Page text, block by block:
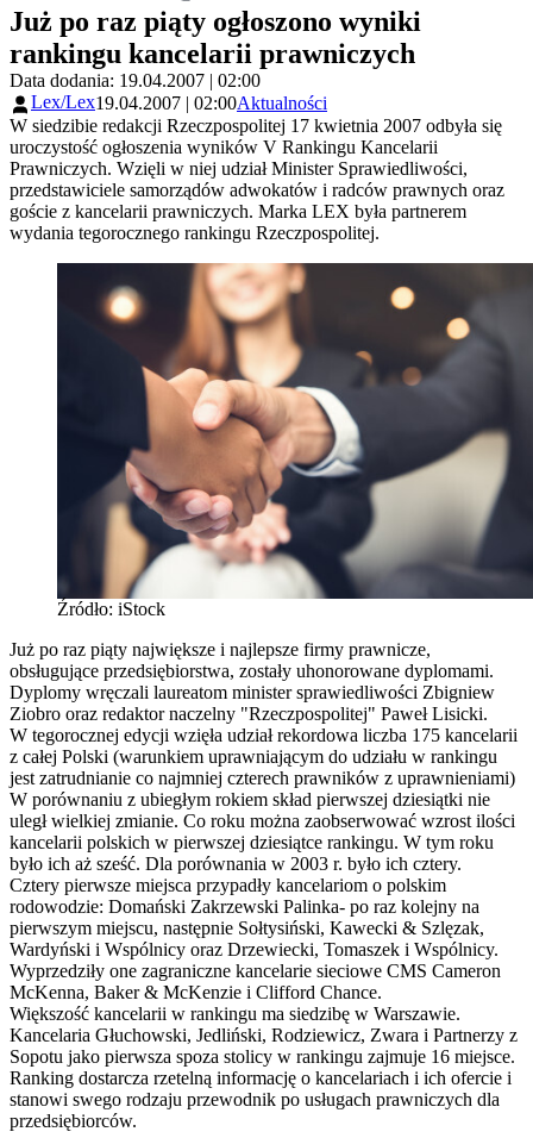
Już po raz piąty ogłoszono wyniki
rankingu kancelarii prawniczych
Data dodania: 19.04.2007 | 02:00
Lex/Lex19.04.2007 | 02:00Aktualności
W siedzibie redakcji Rzeczpospolitej 17 kwietnia 2007 odbyła się
uroczystość ogłoszenia wyników V Rankingu Kancelarii
Prawniczych. Wzięli w niej udział Minister Sprawiedliwości,
przedstawiciele samorządów adwokatów i radców prawnych oraz
goście z kancelarii prawniczych. Marka LEX była partnerem
wydania tegorocznego rankingu Rzeczpospolitej.
Źródło: iStock
Już po raz piąty największe i najlepsze firmy prawnicze,
obsługujące przedsiębiorstwa, zostały uhonorowane dyplomami.
Dyplomy wręczali laureatom minister sprawiedliwości Zbigniew
Ziobro oraz redaktor naczelny "Rzeczpospolitej" Paweł Lisicki.
W tegorocznej edycji wzięła udział rekordowa liczba 175 kancelarii
z całej Polski (warunkiem uprawniającym do udziału w rankingu
jest zatrudnianie co najmniej czterech prawników z uprawnieniami)
W porównaniu z ubiegłym rokiem skład pierwszej dziesiątki nie
uległ wielkiej zmianie. Co roku można zaobserwować wzrost ilości
kancelarii polskich w pierwszej dziesiątce rankingu. W tym roku
było ich aż sześć. Dla porównania w 2003 r. było ich cztery.
Cztery pierwsze miejsca przypadły kancelariom o polskim
rodowodzie: Domański Zakrzewski Palinka- po raz kolejny na
pierwszym miejscu, następnie Sołtysiński, Kawecki & Szlęzak,
Wardyński i Wspólnicy oraz Drzewiecki, Tomaszek i Wspólnicy.
Wyprzedziły one zagraniczne kancelarie sieciowe CMS Cameron
McKenna, Baker & McKenzie i Clifford Chance.
Większość kancelarii w rankingu ma siedzibę w Warszawie.
Kancelaria Głuchowski, Jedliński, Rodziewicz, Zwara i Partnerzy z
Sopotu jako pierwsza spoza stolicy w rankingu zajmuje 16 miejsce.
Ranking dostarcza rzetelną informację o kancelariach i ich ofercie i
stanowi swego rodzaju przewodnik po usługach prawniczych dla
przedsiębiorców.